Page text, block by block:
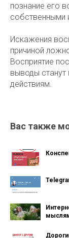
познание его
собственными
Искажения
причиной
Восприятие
выводы
действиям.
Вас также